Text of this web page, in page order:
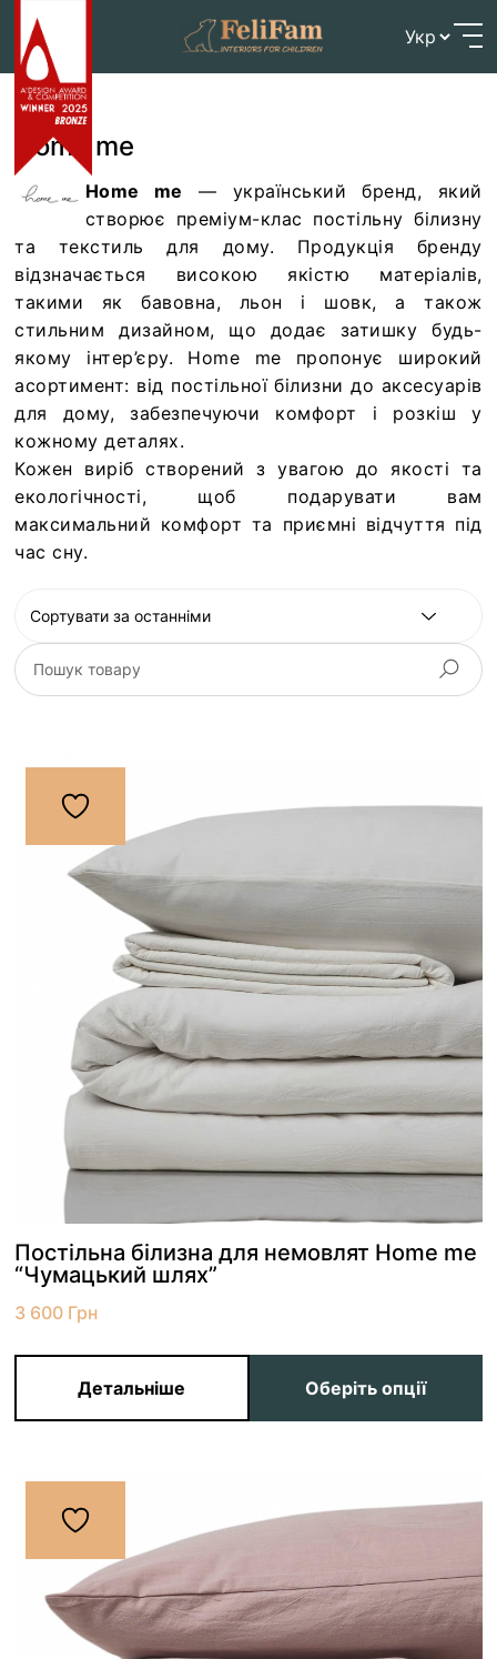
content
Головна
Home me
Home me — український бренд, який
створює преміум-клас постільну білизну
та текстиль для дому. Продукція бренду
відзначається високою якістю матеріалів,
такими як бавовна, льон і шовк, а також
стильним дизайном, що додає затишку будь-
якому інтер’єру. Home me пропонує широкий
асортимент: від постільної білизни до аксесуарів
для дому, забезпечуючи комфорт і розкіш у
кожному деталях.
Кожен виріб створений з увагою до якості та
екологічності, щоб подарувати вам
максимальний комфорт та приємні відчуття під
час сну.
Постільна білизна для немовлят Home me
“Чумацький шлях”
3 600 Грн
Детальніше Оберіть опції